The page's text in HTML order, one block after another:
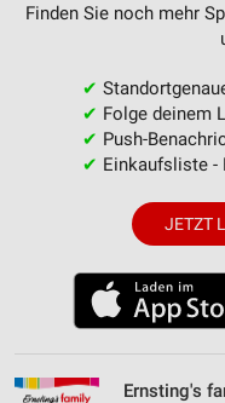
Finden Sie noch mehr
✔
✔ Folge deinem
✔ Push-
✔ Einkaufsliste -
JETZT
Ernsting's